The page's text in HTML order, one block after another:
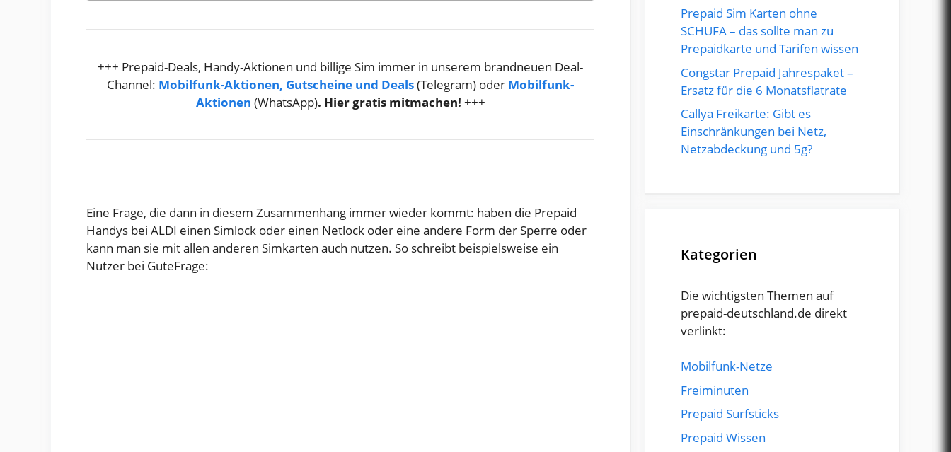
+++ Prepaid-Deals, Handy-Aktionen und billige Sim immer in unserem brandneuen Deal-
Channel: Mobilfunk-Aktionen, Gutscheine und Deals(Telegram) oder Mobilfunk-
Aktionen (WhatsApp). Hier gratis mitmachen! +++
Eine Frage, die dann in diesem Zusammenhang immer wieder kommt: haben die Prepaid
Handys bei ALDI einen Simlock oder einen Netlock oder eine andere Form der Sperre oder
kann man sie mit allen anderen Simkarten auch nutzen. So schreibt beispielsweise ein
Nutzer bei GuteFrage:
Prepaid Sim Karten ohne
SCHUFA – das sollte man zu
Prepaidkarte und Tarifen wissen
Congstar Prepaid Jahrespaket –
Ersatz für die 6 Monatsflatrate
Callya Freikarte: Gibt es
Einschränkungen bei Netz,
Netzabdeckung und 5g?
Kategorien
Die wichtigsten Themen auf
prepaid-deutschland.de direkt
verlinkt:
Mobilfunk-Netze
Freiminuten
Prepaid Surfsticks
Prepaid Wissen